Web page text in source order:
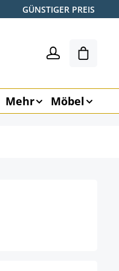
GÜNSTIGER PREIS
Mehr Möbel